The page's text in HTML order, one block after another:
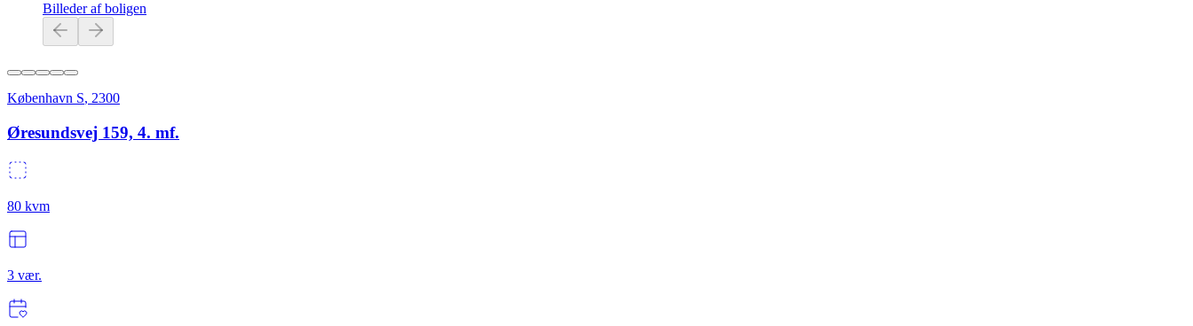
Billeder af boligen
København S, 2300
Øresundsvej 159, 4. mf.
80 kvm
3 vær.